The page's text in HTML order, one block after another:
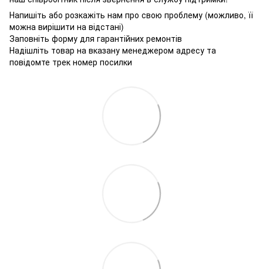
Напишіть або розкажіть нам про свою проблему (можливо, її
можна вирішити на відстані)
Заповніть форму для гарантійних ремонтів
Надішліть товар на вказану менеджером адресу та
повідомте трек номер посилки